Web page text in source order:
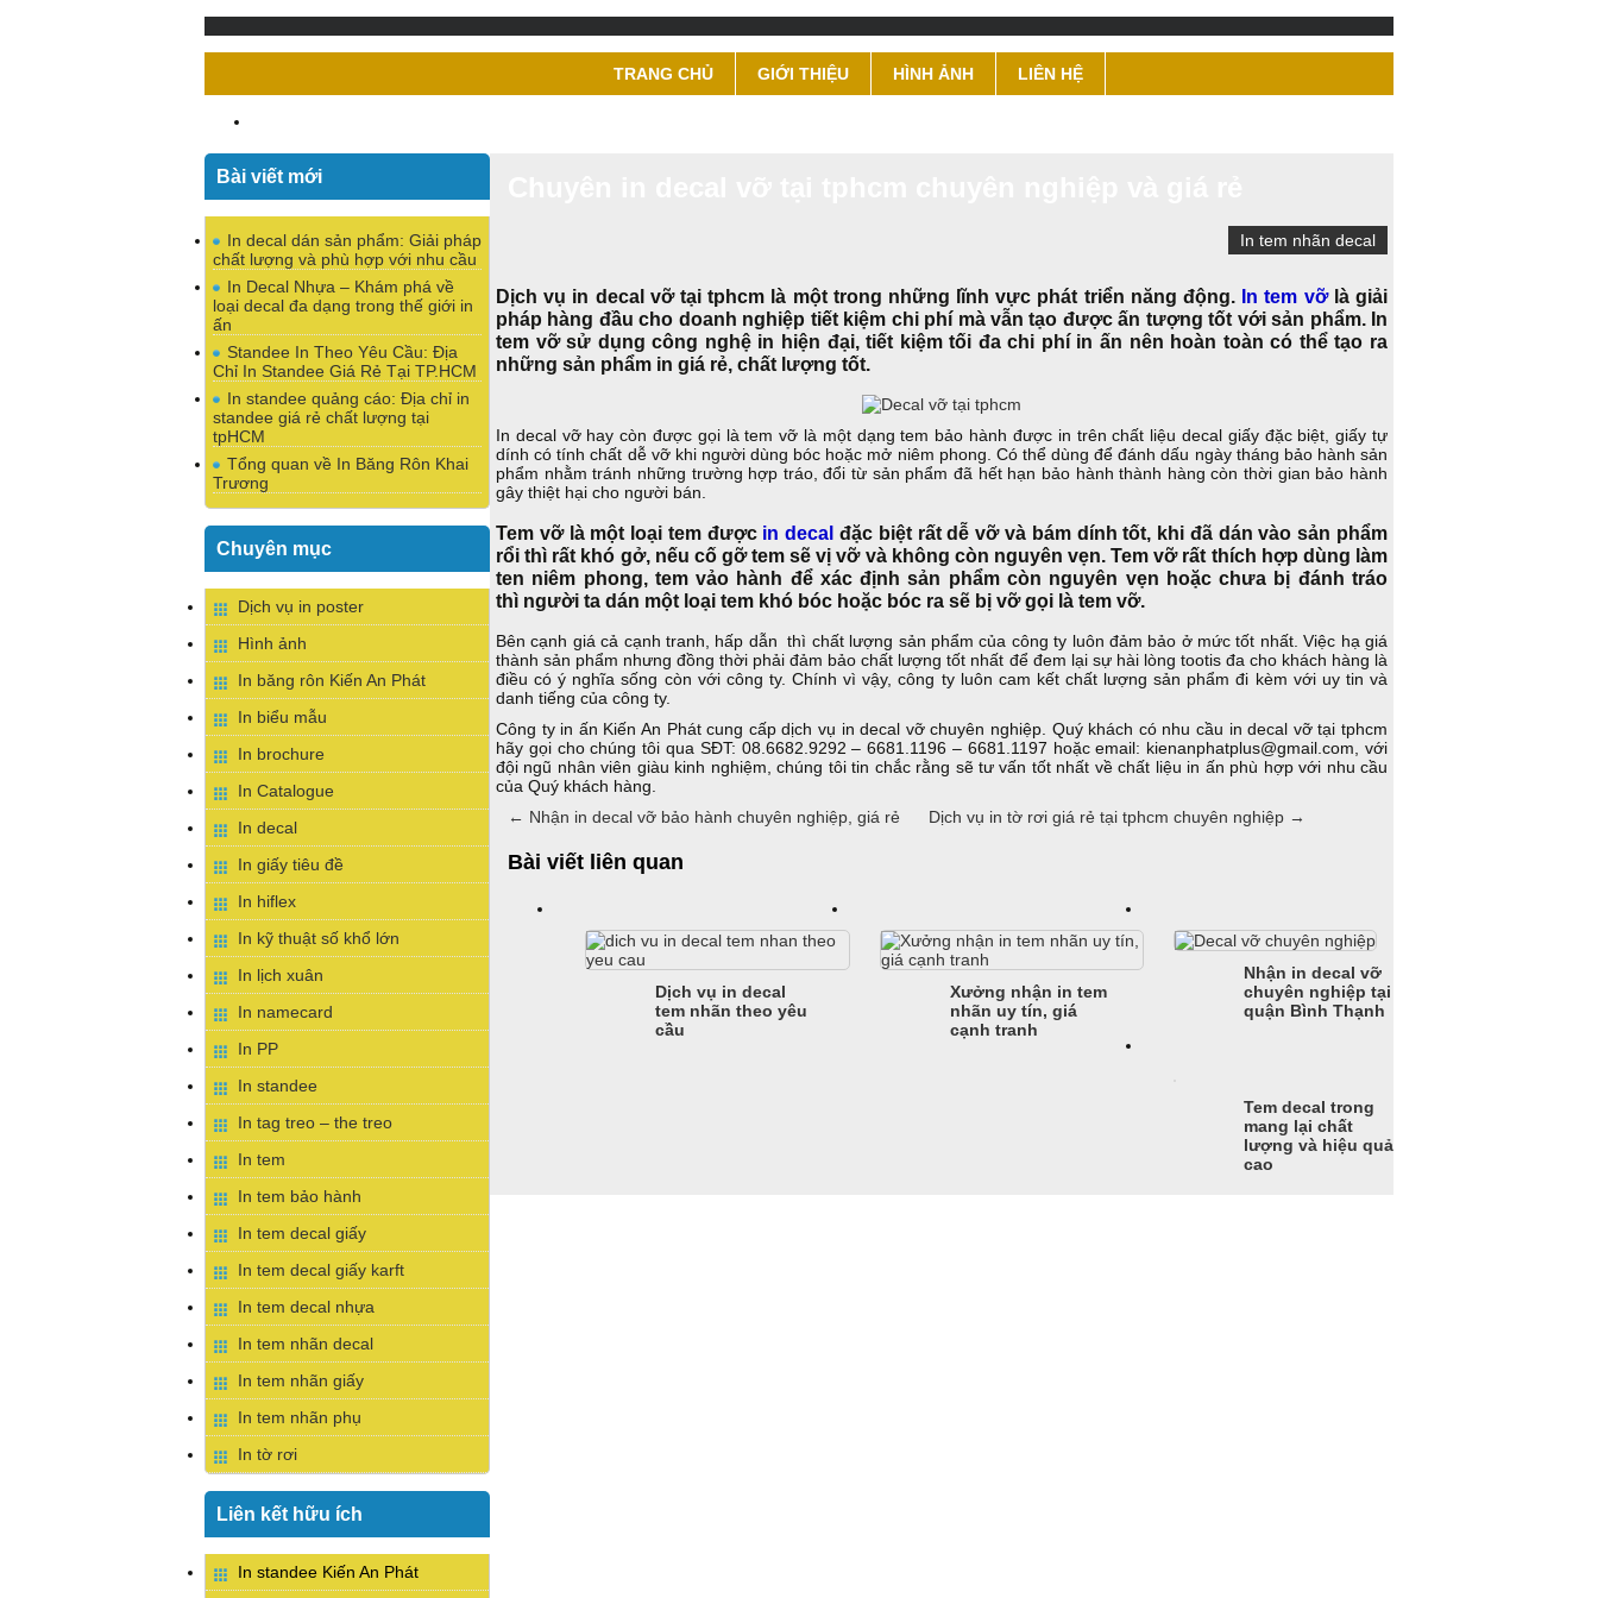
TRANG CHỦ GIỚI THIỆU HÌNH ẢNH LIÊN HỆ
In tem nhãn decal
Dịch vụ in decal vỡ tại tphcm là một trong những lĩnh vực phát triển năng động. In tem vỡlà giải
pháp hàng đầu cho doanh nghiệp tiết kiệm chi phí mà vẫn tạo được ấn tượng tốt với sản phẩm. In
tem vỡ sử dụng công nghệ in hiện đại, tiết kiệm tối đa chi phí in ấn nên hoàn toàn có thể tạo ra
những sản phẩm in giá rẻ, chất lượng tốt.
In decal vỡ hay còn được gọi là tem vỡ là một dạng tem bảo hành được in trên chất liệu decal giấy đặc biệt, giấy tự
dính có tính chất dễ vỡ khi người dùng bóc hoặc mở niêm phong. Có thể dùng để đánh dấu ngày tháng bảo hành sản
phẩm nhằm tránh những trường hợp tráo, đổi từ sản phẩm đã hết hạn bảo hành thành hàng còn thời gian bảo hành
gây thiệt hại cho người bán.
Tem vỡ là một loại tem được in decal đặc biệt rất dễ vỡ và bám dính tốt, khi đã dán vào sản phẩm
rổi thì rất khó gở, nếu cố gỡ tem sẽ vị vỡ và không còn nguyên vẹn. Tem vỡ rất thích hợp dùng làm
ten niêm phong, tem vảo hành để xác định sản phẩm còn nguyên vẹn hoặc chưa bị đánh tráo
thì người ta dán một loại tem khó bóc hoặc bóc ra sẽ bị vỡ gọi là tem vỡ.
Bên cạnh giá cả cạnh tranh, hấp dẫn thì chất lượng sản phẩm của công ty luôn đảm bảo ở mức tốt nhất. Việc hạ giá
thành sản phẩm nhưng đồng thời phải đảm bảo chất lượng tốt nhất để đem lại sự hài lòng tootis đa cho khách hàng là
điều có ý nghĩa sống còn với công ty. Chính vì vậy, công ty luôn cam kết chất lượng sản phẩm đi kèm với uy tin và
danh tiếng của công ty.
Công ty in ấn Kiến An Phát cung cấp dịch vụ in decal vỡ chuyên nghiệp. Quý khách có nhu cầu in decal vỡ tại tphcm
hãy gọi cho chúng tôi qua SĐT: 08.6682.9292 – 6681.1196 – 6681.1197 hoặc email: kienanphatplus@gmail.com, với
đội ngũ nhân viên giàu kinh nghiệm, chúng tôi tin chắc rằng sẽ tư vấn tốt nhất về chất liệu in ấn phù hợp với nhu cầu
của Quý khách hàng.
← Nhận in decal vỡ bảo hành chuyên nghiệp, giá rẻ Dịch vụ in tờ rơi giá rẻ tại tphcm chuyên nghiệp →
Bài viết liên quan
Dịch vụ in decal
tem nhãn theo yêu
cầu
Xưởng nhận in tem
nhãn uy tín, giá
cạnh tranh
Nhận in decal vỡ
chuyên nghiệp tại
quận Bình Thạnh
Tem decal trong
mang lại chất
lượng và hiệu quả
cao
Bài viết mới
In decal dán sản phẩm: Giải pháp
chất lượng và phù hợp với nhu cầu
In Decal Nhựa – Khám phá về
loại decal đa dạng trong thế giới in
ấn
Standee In Theo Yêu Cầu: Địa
Chỉ In Standee Giá Rẻ Tại TP.HCM
In standee quảng cáo: Địa chỉ in
standee giá rẻ chất lượng tại
tpHCM
Tổng quan về In Băng Rôn Khai
Trương
Chuyên mục
Dịch vụ in poster
Hình ảnh
In băng rôn Kiến An Phát
In biểu mẫu
In brochure
In Catalogue
In decal
In giấy tiêu đề
In hiflex
In kỹ thuật số khổ lớn
In lịch xuân
In namecard
In PP
In standee
In tag treo – the treo
In tem
In tem bảo hành
In tem decal giấy
In tem decal giấy karft
In tem decal nhựa
In tem nhãn decal
In tem nhãn giấy
In tem nhãn phụ
In tờ rơi
Liên kết hữu ích
In standee Kiến An Phát